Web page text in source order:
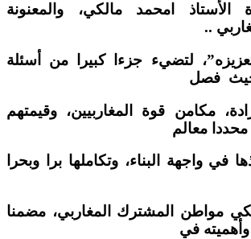
امحمد مالكي، والمعنونة
..
لتضيء جزءا كبيرا من أسئلة
حيث فصل
مكامن قوة المغاربيين، وقيمتهم
محددا معالم
في واجهة البناء، وتكاملها برا وبحرا
مواطن المشترك المغاربي، مضمنا
في